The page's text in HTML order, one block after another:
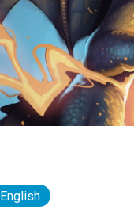
English